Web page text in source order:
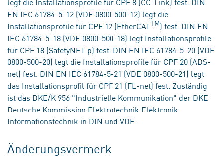
EN IEC 61784-5-12 (VDE 0800-500-12) legt die
Installationsprofile für CPF 12 (EtherCATTM) fest. DIN EN
IEC 61784-5-18 (VDE 0800-500-18) legt Installationsprofile
für CPF 18 (SafetyNET p) fest. DIN EN IEC 61784-5-20 (VDE
0800-500-20) legt die Installationsprofile für CPF 20 (ADS-
net) fest. DIN EN IEC 61784-5-21 (VDE 0800-500-21) legt
das Installationsprofil für CPF 21 (FL-net) fest. Zuständig
ist das DKE/K 956 "Industrielle Kommunikation" der DKE
Deutsche Kommission Elektrotechnik Elektronik
Informationstechnik in DIN und VDE.
Änderungsvermerk